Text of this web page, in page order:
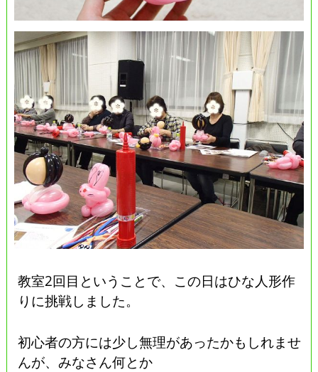
教室2回目ということで、この日はひな人形作
りに挑戦しました。
初心者の方には少し無理があったかもしれませ
んが、みなさん何とか